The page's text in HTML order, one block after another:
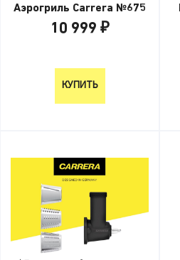
Аэрогриль Carrera №675
10 999 ₽
КУПИТЬ